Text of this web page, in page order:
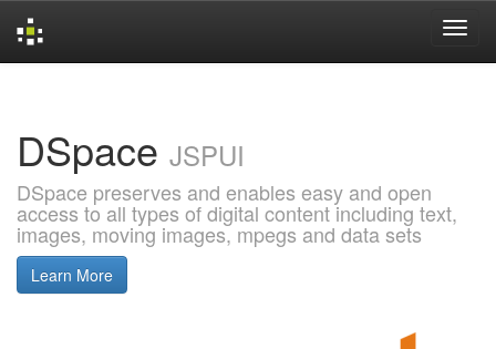
DSpace JSPUI
DSpace preserves and enables easy and open
access to all types of digital content including text,
images, moving images, mpegs and data sets
Learn More